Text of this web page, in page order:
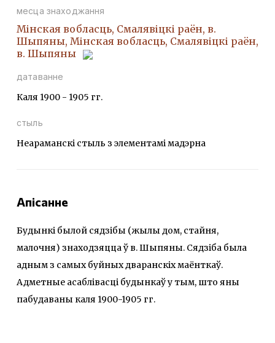
месца знаходжання
Мінская вобласць, Смалявіцкі раён, в.
Шыпяны, Мінская вобласць, Смалявіцкі раён,
в. Шыпяны
датаванне
Каля 1900 - 1905 гг.
стыль
Неараманскі стыль з элементамі мадэрна
Апісанне
Будынкі былой сядзібы (жылы дом, стайня,
малочня) знаходзяцца ў в. Шыпяны. Сядзіба была
адным з самых буйных дваранскіх маёнткаў.
Адметные асаблівасці будынкаў у тым, што яны
пабудаваны каля 1900-1905 гг.